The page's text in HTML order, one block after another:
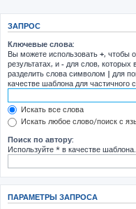
ЗАПРОС
Ключевые слова:
Вы можете использовать +, чтобы
результатах, и - для слов, которых
разделить слова символом | для
качестве шаблона для частичного
Искать все слова
Искать любое слово/поиск с
Поиск по автору:
Используйте * в качестве шаблона.
ПАРАМЕТРЫ ЗАПРОСА